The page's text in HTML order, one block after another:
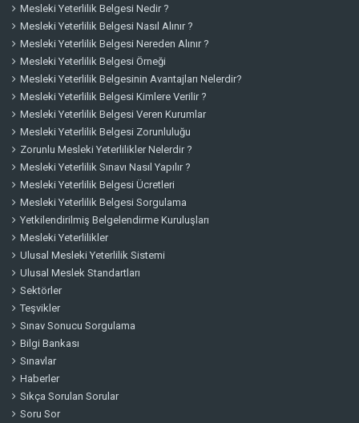
Mesleki Yeterlilik Belgesi Nedir ?
Mesleki Yeterlilik Belgesi Nasıl Alınır ?
Mesleki Yeterlilik Belgesi Nereden Alınır ?
Mesleki Yeterlilik Belgesi Örneği
Mesleki Yeterlilik Belgesinin Avantajları Nelerdir?
Mesleki Yeterlilik Belgesi Kimlere Verilir ?
Mesleki Yeterlilik Belgesi Veren Kurumlar
Mesleki Yeterlilik Belgesi Zorunluluğu
Zorunlu Mesleki Yeterlilikler Nelerdir ?
Mesleki Yeterlilik Sınavı Nasıl Yapılır ?
Mesleki Yeterlilik Belgesi Ücretleri
Mesleki Yeterlilik Belgesi Sorgulama
Yetkilendirilmiş Belgelendirme Kuruluşları
Mesleki Yeterlilikler
Ulusal Mesleki Yeterlilik Sistemi
Ulusal Meslek Standartları
Sektörler
Teşvikler
Sınav Sonucu Sorgulama
Bilgi Bankası
Sınavlar
Haberler
Sıkça Sorulan Sorular
Soru Sor